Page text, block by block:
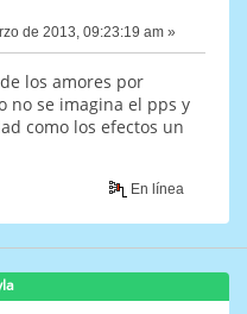
de 2013, 09:23:19 am »
los amores por
no se imagina el pps y
como los efectos un
En línea